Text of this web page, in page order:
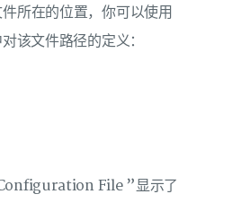
所在的位置，你可以使用
该文件路径的定义：
File ”显示了